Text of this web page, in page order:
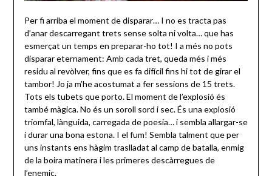
Per fi arriba el moment de disparar… I no es tracta pas
d’anar descarregant trets sense solta ni volta… que has
esmerçat un temps en preparar-ho tot! I a més no pots
disparar eternament: Amb cada tret, queda més i més
residu al revòlver, fins que es fa difícil fins hi tot de girar el
tambor! Jo ja m’he acostumat a fer sessions de 15 trets.
Tots els tubets que porto. El moment de l’explosió és
també màgica. No és un soroll sord i sec. És una explosió
triomfal, lànguida, carregada de poesia… i sembla allargar-se
i durar una bona estona. I el fum! Sembla talment que per
uns instants ens hàgim traslladat al camp de batalla, enmig
de la boira matinera i les primeres descàrregues de
l’enemic.